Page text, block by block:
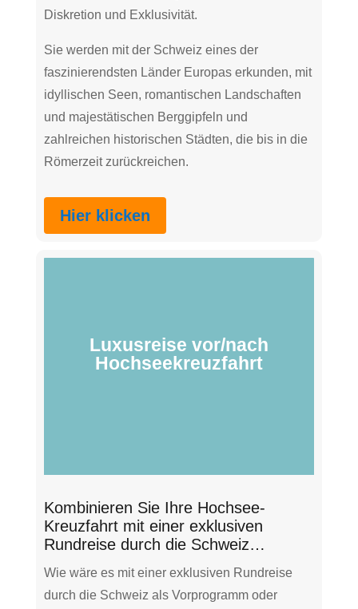
Diskretion und Exklusivität.
Sie werden mit der Schweiz eines der
faszinierendsten Länder Europas erkunden, mit
idyllischen Seen, romantischen Landschaften
und majestätischen Berggipfeln und
zahlreichen historischen Städten, die bis in die
Römerzeit zurückreichen.
Hier klicken
Luxusreise vor/nach
Hochseekreuzfahrt
Kombinieren Sie Ihre Hochsee-
Kreuzfahrt mit einer exklusiven
Rundreise durch die Schweiz…
Wie wäre es mit einer exklusiven Rundreise
durch die Schweiz als Vorprogramm oder